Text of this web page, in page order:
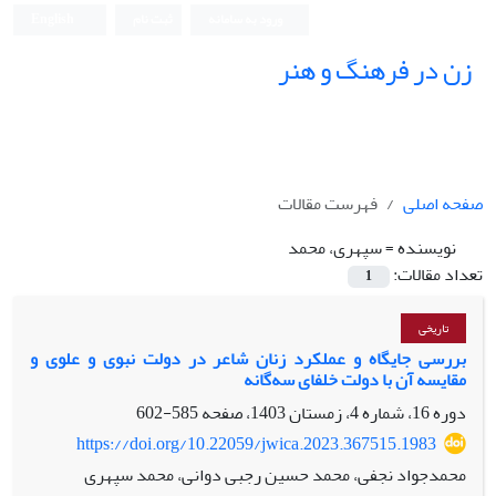
زن در فرهنگ و هنر
صفحه اصلی
فهرست مقالات
نویسنده =سپهری، محمد
تعداد مقالات:
1
تاریخی
بررسی جایگاه و عملکرد زنان شاعر در دولت نبوی و علوی و
مقایسه آن با دولت خلفای سه‌گانه
دوره 16، شماره 4، زمستان 1403، صفحه
585-602
https://doi.org/10.22059/jwica.2023.367515.1983
محمدجواد نجفی، محمد حسین رجبی دوانی، محمد سپهری